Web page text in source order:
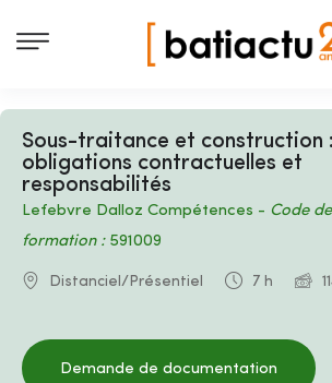
Sous-traitance et construction :
obligations contractuelles et
responsabilités
Lefebvre Dalloz Compétences - Code
formation :591009
Distanciel/Présentiel 7 h
Demande de documentation